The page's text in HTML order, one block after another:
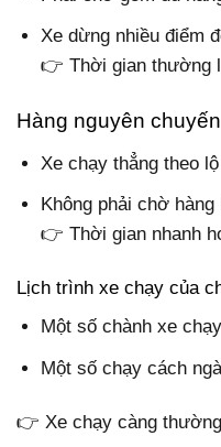
Xe dừng nhiều điểm
👉 Thời gian thường
Hàng nguyên chuyến
Xe chạy thẳng theo
Không phải chờ hàng
👉 Thời gian nhanh
Lịch trình xe chạy của
Một số chành xe
Một số chạy cách
👉 Xe chạy càng